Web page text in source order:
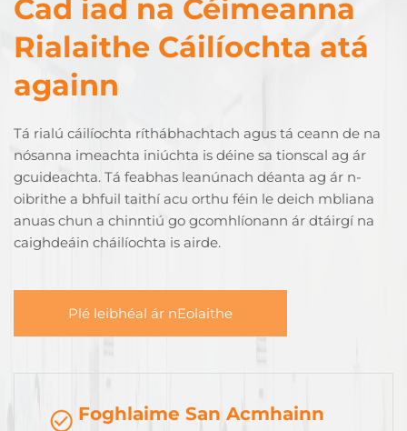
Cad iad na Céimeanna
Rialaithe Cáilíochta atá
againn
Tá rialú cáilíochta ríthábhachtach agus tá ceann de na
nósanna imeachta iniúchta is déine sa tionscal ag ár
gcuideachta. Tá feabhas leanúnach déanta ag ár n-
oibrithe a bhfuil taithí acu orthu féin le deich mbliana
anuas chun a chinntiú go gcomhlíonann ár dtáirgí na
caighdeáin cháilíochta is airde.
Plé leibhéal ár nEolaithe
Foghlaime San Acmhainn